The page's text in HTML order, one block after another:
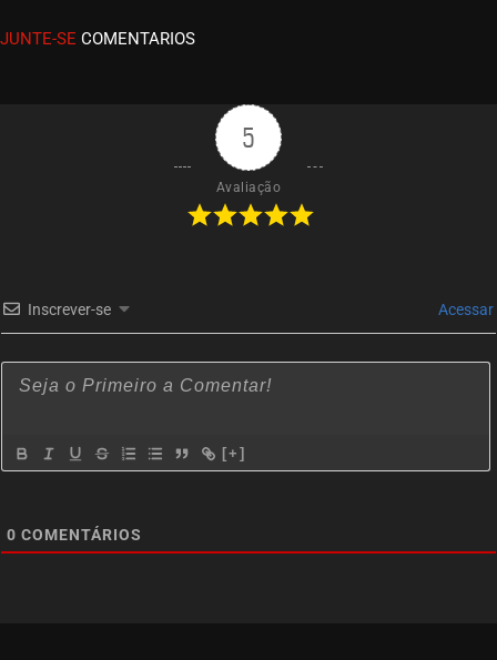
JUNTE-SE COMENTARIOS
5
Avaliação
Inscrever-se Acessar
[+]
0 COMENTÁRIOS